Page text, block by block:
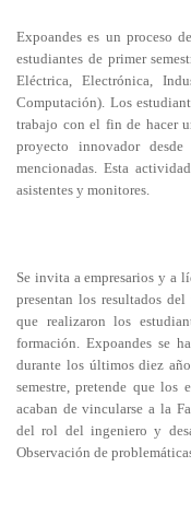
Expoandes es un proceso
estudiantes de primer
Eléctrica, Electrónica,
Computación). Los
trabajo con el fin de hacer
proyecto innovador
mencionadas. Esta
asistentes y monitores.
Se invita a empresarios y a
presentan los resultados
que realizaron los
formación. Expoandes se
durante los últimos diez
semestre, pretende que los
acaban de vincularse a la
del rol del ingeniero y
Observación de